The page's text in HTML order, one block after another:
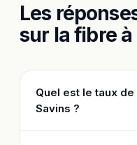
Les
sur la fibre
Quel est le taux
Savins ?